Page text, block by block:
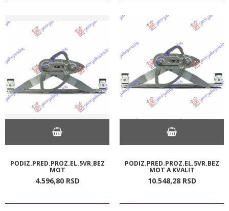
PODIZ.PRED.PROZ.EL.5VR.BEZ
MOT
4.596,80 RSD
PODIZ.PRED.PROZ.EL.5VR.BEZ
MOT A KVALIT
10.548,28 RSD